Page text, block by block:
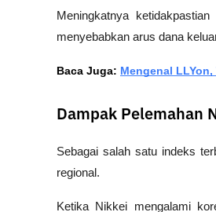
Meningkatnya
menyebabkan arus dana
Baca Juga: Mengenal
Dampak Pelemahan
Sebagai salah satu indeks
regional.
Ketika Nikkei mengalami